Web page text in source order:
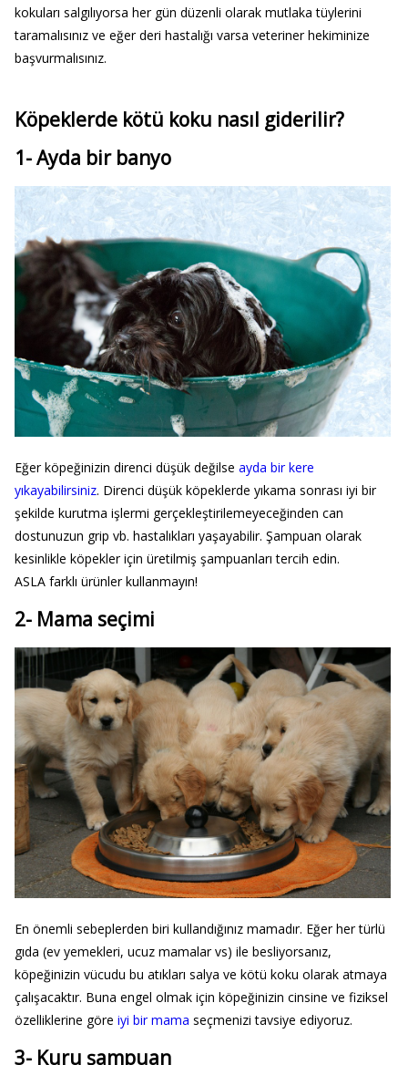
kokuları salgılıyorsa her gün düzenli olarak mutlaka tüylerini
taramalısınız ve eğer deri hastalığı varsa veteriner hekiminize
başvurmalısınız.
Köpeklerde kötü koku nasıl giderilir?
1- Ayda bir banyo
Eğer köpeğinizin direnci düşük değilse ayda bir kere
yıkayabilirsiniz. Direnci düşük köpeklerde yıkama sonrası iyi bir
şekilde kurutma işlermi gerçekleştirilemeyeceğinden can
dostunuzun grip vb. hastalıkları yaşayabilir. Şampuan olarak
kesinlikle köpekler için üretilmiş şampuanları tercih edin.
ASLA farklı ürünler kullanmayın!
2- Mama seçimi
En önemli sebeplerden biri kullandığınız mamadır. Eğer her türlü
gıda (ev yemekleri, ucuz mamalar vs) ile besliyorsanız,
köpeğinizin vücudu bu atıkları salya ve kötü koku olarak atmaya
çalışacaktır. Buna engel olmak için köpeğinizin cinsine ve fiziksel
özelliklerine göre iyi bir mama seçmenizi tavsiye ediyoruz.
3- Kuru şampuan